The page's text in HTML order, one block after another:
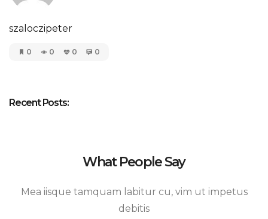
szaloczipeter
0 0 0 0
Recent Posts:
What People Say
Mea iisque tamquam labitur cu, vim ut impetus
debitis